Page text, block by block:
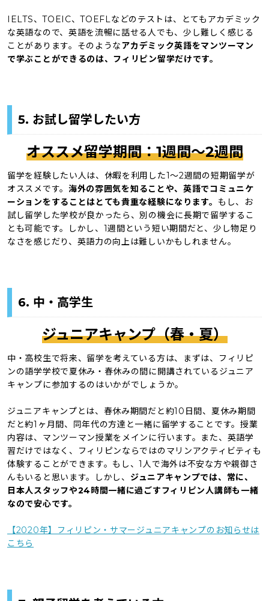
IELTS、TOEIC、TOEFLなどのテストは、とてもアカデミック
な英語なので、英語を流暢に話せる人でも、少し難しく感じる
ことがあります。そのようなアカデミック英語をマンツーマン
で学ぶことができるのは、フィリピン留学だけです。
5. お試し留学したい方
オススメ留学期間：1週間〜2週間
留学を経験したい人は、休暇を利用した1〜2週間の短期留学が
オススメです。 海外の雰囲気を知ることや、英語でコミュニケ
ーションをすることはとても貴重な経験になります。 もし、お
試し留学した学校が良かったら、別の機会に長期で留学するこ
とも可能です。しかし、1週間という短い期間だと、少し物足り
なさを感じだり、英語力の向上は難しいかもしれません。
6. 中・高学生
ジュニアキャンプ（春・夏）
中・高校生で将来、留学を考えている方は、まずは、フィリピ
ンの語学学校で夏休み・春休みの間に開講されているジュニア
キャンプに参加するのはいかがでしょうか。
ジュニアキャンプとは、春休み期間だと約10日間、夏休み期間
だと約1ヶ月間、同年代の方達と一緒に留学することです。授業
内容は、マンツーマン授業をメインに行います。また、英語学
習だけではなく、フィリピンならではのマリンアクティビティも
体験することができます。もし、1人で海外は不安な方や親御さ
んもいると思います。しかし、 ジュニアキャンプでは、常に、
日本人スタッフや24時間一緒に過ごすフィリピン人講師も一緒
なので安心です。
【2020年】フィリピン・サマージュニアキャンプのお知らせは
こちら